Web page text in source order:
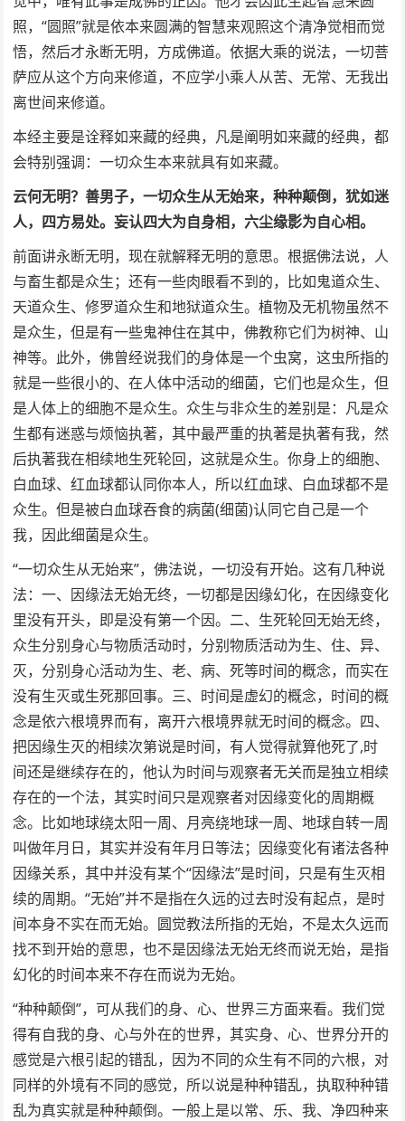
照，“圆照”就是依本来圆满的智慧来观照这个清净觉相而觉
悟，然后才永断无明，方成佛道。依据大乘的说法，一切菩
萨应从这个方向来修道，不应学小乘人从苦、无常、无我出
离世间来修道。
本经主要是诠释如来藏的经典，凡是阐明如来藏的经典，都
会特别强调：一切众生本来就具有如来藏。
云何无明？善男子，一切众生从无始来，种种颠倒，犹如迷
人，四方易处。妄认四大为自身相，六尘缘影为自心相。
前面讲永断无明，现在就解释无明的意思。根据佛法说，人
与畜生都是众生；还有一些肉眼看不到的，比如鬼道众生、
天道众生、修罗道众生和地狱道众生。植物及无机物虽然不
是众生，但是有一些鬼神住在其中，佛教称它们为树神、山
神等。此外，佛曾经说我们的身体是一个虫窝，这虫所指的
就是一些很小的、在人体中活动的细菌，它们也是众生，但
是人体上的细胞不是众生。众生与非众生的差别是：凡是众
生都有迷惑与烦恼执著，其中最严重的执著是执著有我，然
后执著我在相续地生死轮回，这就是众生。你身上的细胞、
白血球、红血球都认同你本人，所以红血球、白血球都不是
众生。但是被白血球吞食的病菌(细菌)认同它自己是一个
我，因此细菌是众生。
“一切众生从无始来”，佛法说，一切没有开始。这有几种说
法：一、因缘法无始无终，一切都是因缘幻化，在因缘变化
里没有开头，即是没有第一个因。二、生死轮回无始无终，
众生分别身心与物质活动时，分别物质活动为生、住、异、
灭，分别身心活动为生、老、病、死等时间的概念，而实在
没有生灭或生死那回事。三、时间是虚幻的概念，时间的概
念是依六根境界而有，离开六根境界就无时间的概念。四、
把因缘生灭的相续次第说是时间，有人觉得就算他死了,时
间还是继续存在的，他认为时间与观察者无关而是独立相续
存在的一个法，其实时间只是观察者对因缘变化的周期概
念。比如地球绕太阳一周、月亮绕地球一周、地球自转一周
叫做年月日，其实并没有年月日等法；因缘变化有诸法各种
因缘关系，其中并没有某个“因缘法”是时间，只是有生灭相
续的周期。“无始”并不是指在久远的过去时没有起点，是时
间本身不实在而无始。圆觉教法所指的无始，不是太久远而
找不到开始的意思，也不是因缘法无始无终而说无始，是指
幻化的时间本来不存在而说为无始。
“种种颠倒”，可从我们的身、心、世界三方面来看。我们觉
得有自我的身、心与外在的世界，其实身、心、世界分开的
感觉是六根引起的错乱，因为不同的众生有不同的六根，对
同样的外境有不同的感觉，所以说是种种错乱，执取种种错
乱为真实就是种种颠倒。一般上是以常、乐、我、净四种来